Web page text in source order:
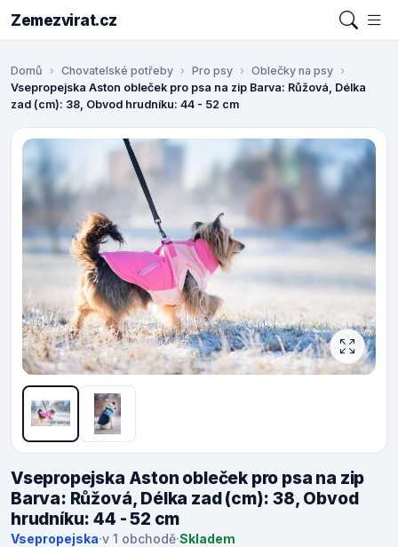
Zemezvirat.cz
Domů Chovatelské potřeby Pro psy
Oblečky na psy
Vsepropejska Aston obleček pro psa na zip Barva: Růžová, Délka
zad (cm): 38, Obvod hrudníku: 44 - 52 cm
Vsepropejska Aston obleček pro psa na zip
Barva: Růžová, Délka zad (cm): 38, Obvod
hrudníku: 44 - 52 cm
Vsepropejska·v 1 obchodě·Skladem